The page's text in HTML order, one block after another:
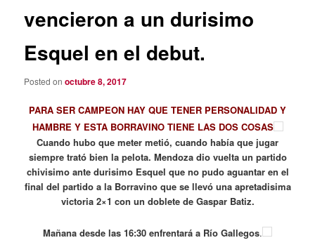
vencieron a un durisimo
Esquel en el debut.
Posted onoctubre 8, 2017
PARA SER CAMPEON HAY QUE TENER PERSONALIDAD Y
HAMBRE Y ESTA BORRAVINO TIENE LAS DOS COSAS
Cuando hubo que meter metió, cuando había que jugar
siempre trató bien la pelota. Mendoza dio vuelta un partido
chivisimo ante durisimo Esquel que no pudo aguantar en el
final del partido a la Borravino que se llevó una apretadisima
victoria 2×1 con un doblete de Gaspar Batiz.
Mañana desde las 16:30 enfrentará a Río Gallegos.